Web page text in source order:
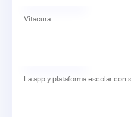
Vitacura
La app y plataforma escolar